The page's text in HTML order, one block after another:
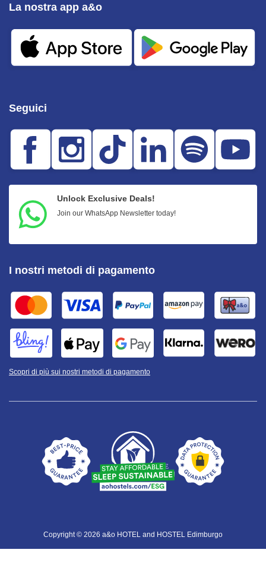
Seguici
Unlock Exclusive Deals!
Join our WhatsApp Newsletter today!
La nostra app a&o
I nostri metodi di pagamento
Scopri di più sui nostri metodi di pagamento
Copyright © 2026 a&o HOTEL and HOSTEL Edimburgo